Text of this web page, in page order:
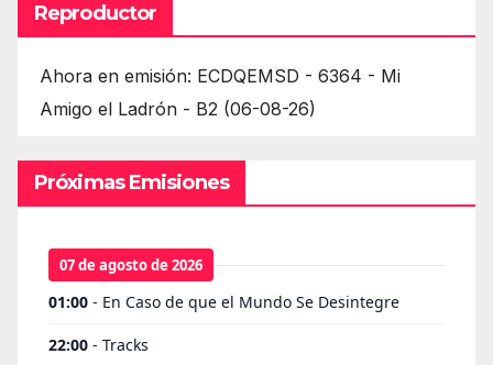
Reproductor
Ahora en emisión: ECDQEMSD - 6364 - Mi
Amigo el Ladrón - B2 (06-08-26)
Próximas Emisiones